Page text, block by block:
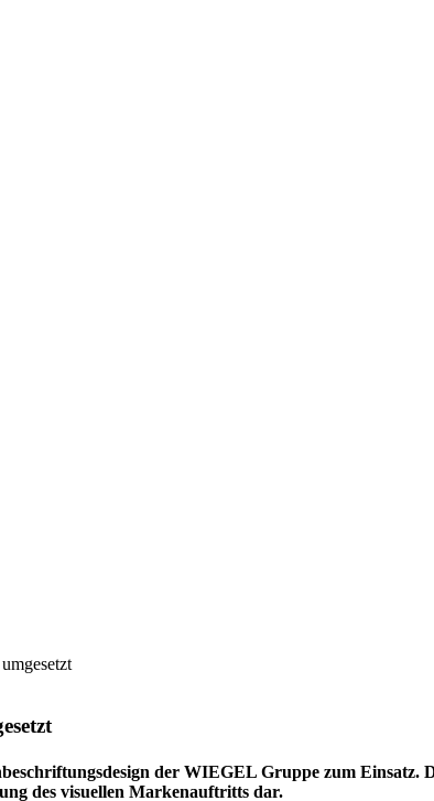
der WIEGEL Gruppe zum Einsatz.
des visuellen Markenauftritts dar.